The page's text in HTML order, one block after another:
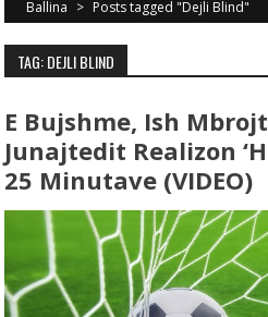
Ballina > Posts tagged "Dejli Blind"
TAG: DEJLI BLIND
E Bujshme, Ish
Junajtedit Realizon
25 Minutave (VIDEO)